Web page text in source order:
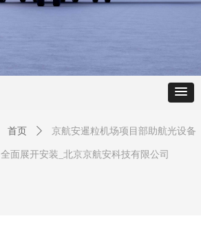
首页 ꄲ 京航安暹粒机场项目部助航光设备
全面展开安装_北京京航安科技有限公司